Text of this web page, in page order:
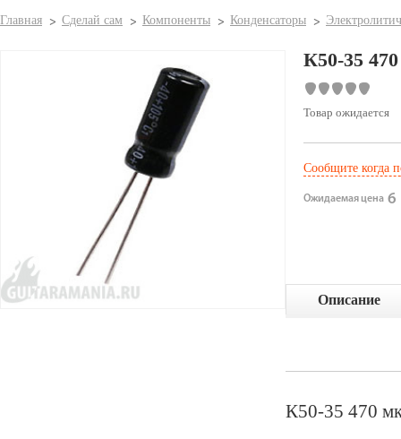
Главная Сделай сам Компоненты Конденсаторы
К50-35
Товар ожидается
Сообщите когда
Ожидаемая цена 6
Описание
К50-35 470